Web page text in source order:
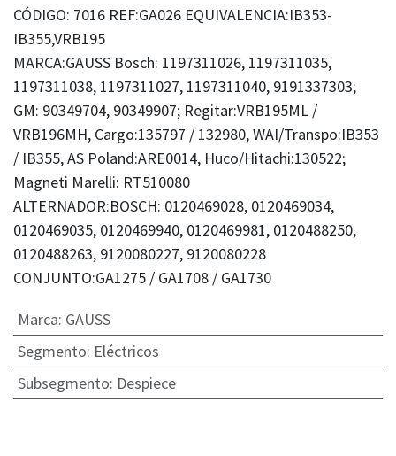
CÓDIGO: 7016 REF:GA026 EQUIVALENCIA:IB353-
IB355,VRB195
MARCA:GAUSS Bosch: 1197311026, 1197311035,
1197311038, 1197311027, 1197311040, 9191337303;
GM: 90349704, 90349907; Regitar:VRB195ML /
VRB196MH, Cargo:135797 / 132980, WAI/Transpo:IB353
/ IB355, AS Poland:ARE0014, Huco/Hitachi:130522;
Magneti Marelli: RT510080
ALTERNADOR:BOSCH: 0120469028, 0120469034,
0120469035, 0120469940, 0120469981, 0120488250,
0120488263, 9120080227, 9120080228
CONJUNTO:GA1275 / GA1708 / GA1730
Marca: GAUSS
Segmento: Eléctricos
Subsegmento: Despiece